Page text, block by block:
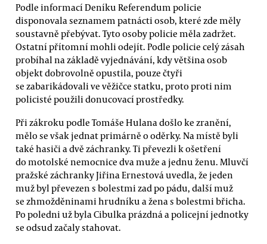
Podle informací Deníku Referendum policie
disponovala seznamem patnácti osob, které zde měly
soustavně přebývat. Tyto osoby policie měla zadržet.
Ostatní přítomní mohli odejít. Podle policie celý zásah
probíhal na základě vyjednávání, kdy většina osob
objekt dobrovolně opustila, pouze čtyři
se zabarikádovali ve věžičce statku, proto proti nim
policisté použili donucovací prostředky.
Při zákroku podle Tomáše Hulana došlo ke zranění,
mělo se však jednat primárně o oděrky. Na místě byli
také hasiči a dvě záchranky. Ti převezli k ošetření
do motolské nemocnice dva muže a jednu ženu. Mluvčí
pražské záchranky Jiřina Ernestová uvedla, že jeden
muž byl převezen s bolestmi zad po pádu, další muž
se zhmožděninami hrudníku a žena s bolestmi břicha.
Po poledni už byla Cibulka prázdná a policejní jednotky
se odsud začaly stahovat.